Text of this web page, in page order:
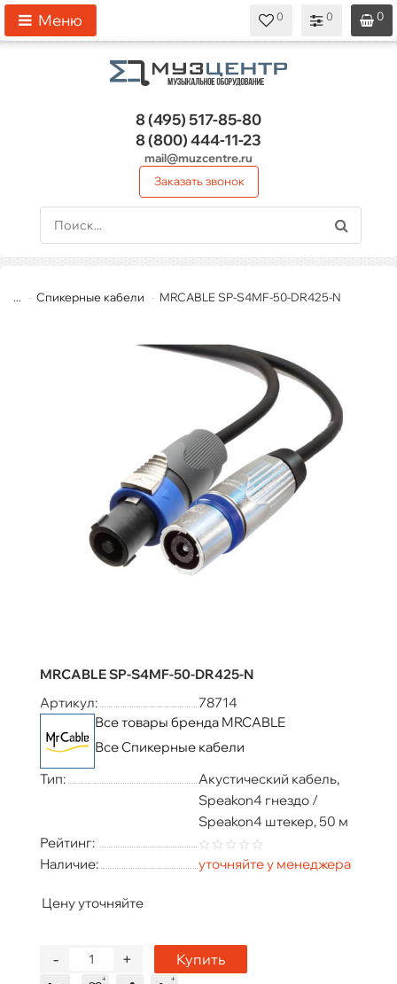
0
0
0
Меню
8 (495)517-85-80
8 (800)444-11-23
mail@muzcentre.ru
Заказать звонок
... Спикерные кабели MRCABLE SP-S4MF-50-DR425-N
MRCABLE SP-S4MF-50-DR425-N
Артикул:
78714
Все товары бренда MRCABLE
Все Спикерные кабели
Тип:
Акустический кабель,
Speakon4 гнездо /
Speakon4 штекер, 50 м
Рейтинг:
Наличие:
уточняйте у менеджера
Цену уточняйте
+
- Купить